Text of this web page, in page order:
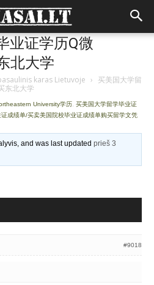
业证学历Q微
北大学
karas Lietuvoje › 买美国大学留
东北大学
University学历 买美国大学留学毕业证
成绩单/买卖美国院校毕业证成绩单购买留学文凭
and was last updatedprieš 3
#9018